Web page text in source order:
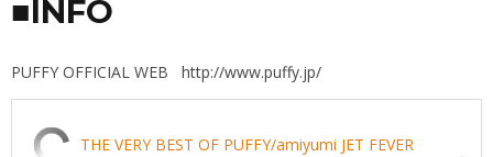
■INFO
PUFFY OFFICIAL WEB http://www.puffy.jp/
THE VERY BEST OF PUFFY/amiyumi JET FEVER